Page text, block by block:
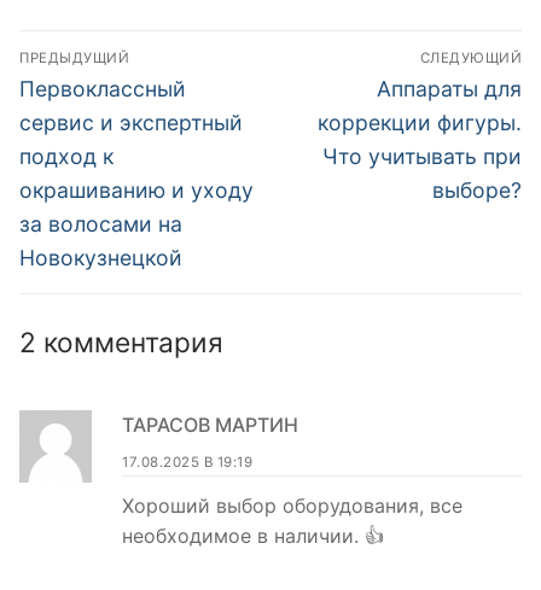
промышленных
нужд
Навигация
по
записям
ПРЕДЫДУЩИЙ
Предыдущая
запись:
Первоклассный
сервис и экспертный
подход к
окрашиванию и уходу
за волосами на
Новокузнецкой
СЛЕДУЮЩИЙ
Следующая
запись:
Аппараты для
коррекции фигуры.
Что учитывать при
выборе?
2 комментария
ТАРАСОВ МАРТИН
17.08.2025 В 19:19
Хороший выбор оборудования, все
необходимое в наличии. 👍